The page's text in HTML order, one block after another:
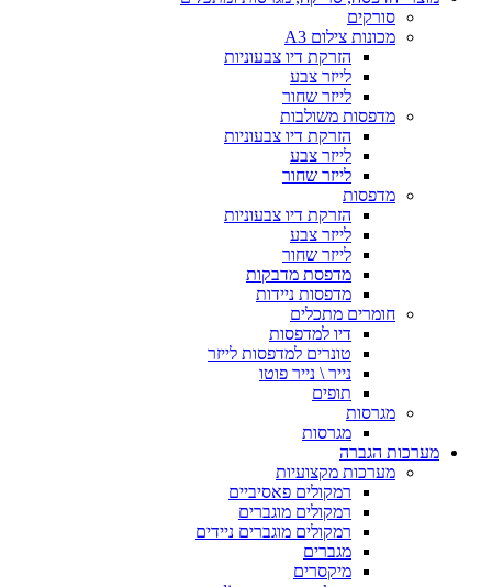
סורקים
מכונות צילום A3
הזרקת דיו צבעוניות
לייזר צבע
לייזר שחור
מדפסות משולבות
הזרקת דיו צבעוניות
לייזר צבע
לייזר שחור
מדפסות
הזרקת דיו צבעוניות
לייזר צבע
לייזר שחור
מדפסת מדבקות
מדפסות ניידות
חומרים מתכלים
דיו למדפסות
טונרים למדפסות לייזר
נייר \ נייר פוטו
תופים
מגרסות
מגרסות
מערכות הגברה
מערכות מקצועיות
רמקולים פאסיביים
רמקולים מוגברים
רמקולים מוגברים ניידים
מגברים
מיקסרים